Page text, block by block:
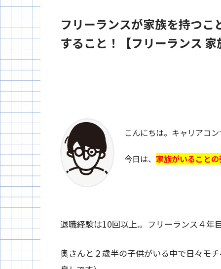
フリーランスが家族を持つ
すること！【フリーランス
こんにちは。キャリアコ
今日は、 家族がいること
退職経験は10回以上.。フリーランス４年
奥さんと２歳半の子供がいる中で日々モ